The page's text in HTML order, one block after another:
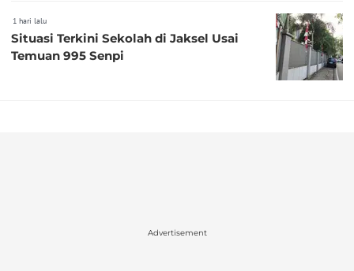
1 hari lalu
Situasi Terkini Sekolah di Jaksel Usai
Temuan 995 Senpi
Advertisement